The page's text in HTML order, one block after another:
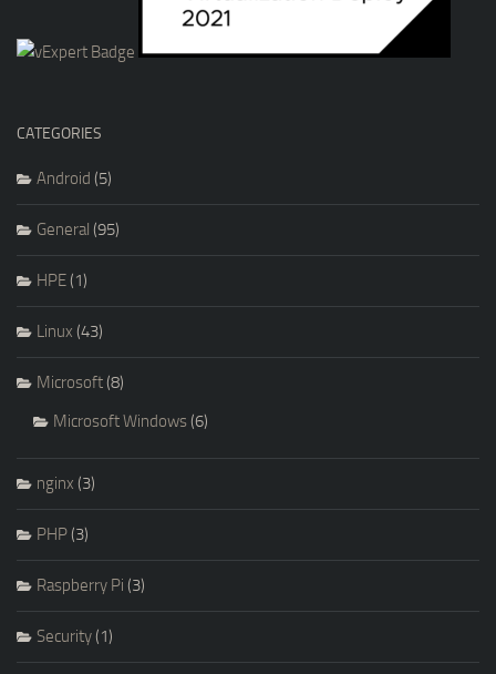
CATEGORIES
Android (5)
General (95)
HPE(1)
Linux (43)
Microsoft(8)
Microsoft Windows(6)
nginx (3)
PHP(3)
Raspberry Pi (3)
Security(1)